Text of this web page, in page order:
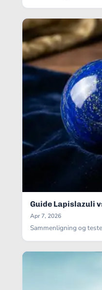
Guide Lapislazuli
Apr 7, 2026
Sammenligning og